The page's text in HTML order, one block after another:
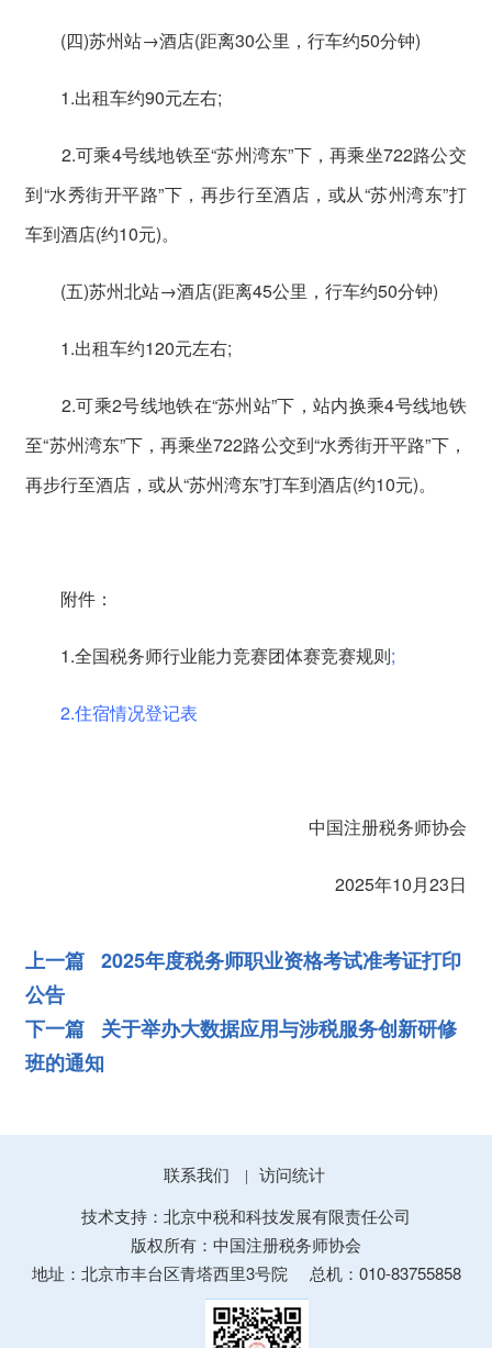
(四)苏州站→酒店(距离30公里，行车约50分钟)
1.出租车约90元左右;
2.可乘4号线地铁至“苏州湾东”下，再乘坐722路公交
到“水秀街开平路”下，再步行至酒店，或从“苏州湾东”打
车到酒店(约10元)。
(五)苏州北站→酒店(距离45公里，行车约50分钟)
1.出租车约120元左右;
2.可乘2号线地铁在“苏州站”下，站内换乘4号线地铁
至“苏州湾东”下，再乘坐722路公交到“水秀街开平路”下，
再步行至酒店，或从“苏州湾东”打车到酒店(约10元)。
附件：
1.全国税务师行业能力竞赛团体赛竞赛规则;
2.住宿情况登记表
中国注册税务师协会
2025年10月23日
上一篇 2025年度税务师职业资格考试准考证打印
公告
下一篇 关于举办大数据应用与涉税服务创新研修
班的通知
联系我们 |
访问统计
技术支持：北京中税和科技发展有限责任公司
版权所有：中国注册税务师协会
地址：北京市丰台区青塔西里3号院
总机：010-83755858